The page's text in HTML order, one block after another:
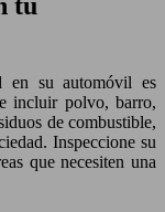
en su automóvil es
incluir polvo, barro,
de combustible,
Inspeccione su
que necesiten una